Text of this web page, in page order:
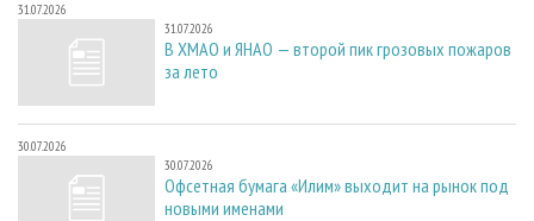
31.07.2026
31.07.2026
В ХМАО и ЯНАО — второй пик грозовых пожаров
за лето
30.07.2026
30.07.2026
Офсетная бумага «Илим» выходит на рынок под
новыми именами